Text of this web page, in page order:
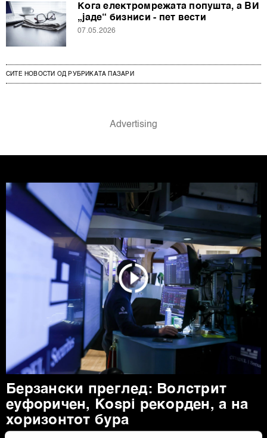
Кога електромрежата попушта, а ВИ
„јаде“ бизниси - пет вести
07.05.2026
СИТЕ НОВОСТИ ОД РУБРИКАТА ПАЗАРИ
Берзански преглед: Волстрит
еуфоричен, Коspi рекорден, а на
хоризонтот бура